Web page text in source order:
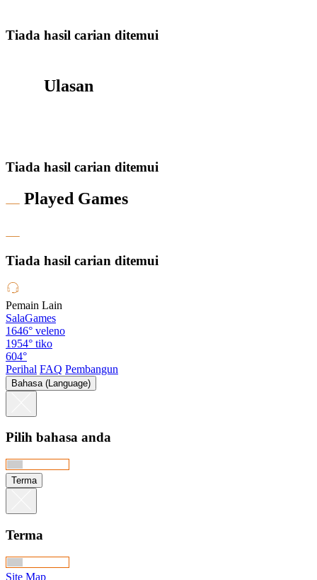
Tiada hasil carian ditemui
Ulasan
Tiada hasil carian ditemui
Played Games
Tiada hasil carian ditemui
Pemain Lain
SalaGames
1646° veleno
1954° tiko
604°
Perihal FAQ Pembangun
Bahasa (Language)
Pilih bahasa anda
Terma
Terma
Site Map